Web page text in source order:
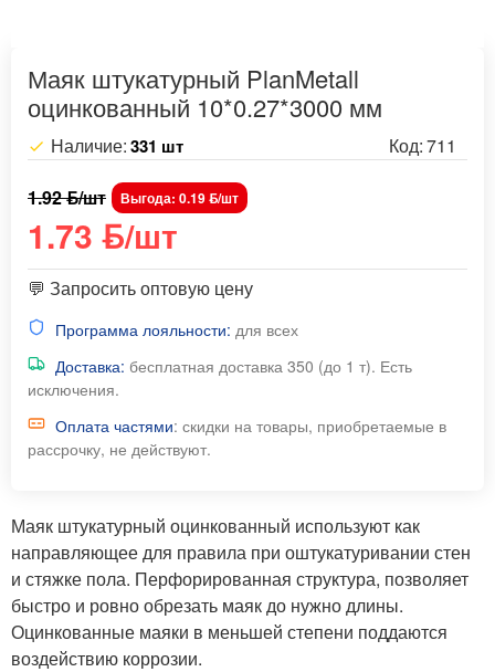
Маяк штукатурный PlanMetall
оцинкованный 10*0.27*3000 мм
1.73 ƃ/шт
1.92 ƃ/шт Выгода: 0.19 ƃ/шт
Наличие:331 шт Код:711
💬 Запросить оптовую цену
Программа лояльности: для всех
Доставка: бесплатная доставка 350 (до 1 т). Есть
исключения.
Оплата частями: скидки на товары, приобретаемые в
рассрочку, не действуют.
Маяк штукатурный оцинкованный используют как
направляющее для правила при оштукатуривании стен
и стяжке пола. Перфорированная структура, позволяет
быстро и ровно обрезать маяк до нужно длины.
Оцинкованные маяки в меньшей степени поддаются
воздействию коррозии.